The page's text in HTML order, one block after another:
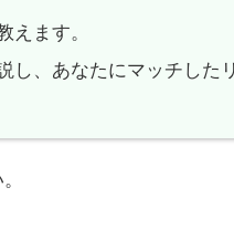
えます。
し、あなたにマッチした